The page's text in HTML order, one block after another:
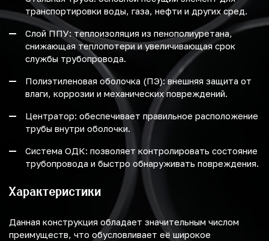
транспортировки воды, газа, нефти и других сред.
Слой ППУ: теплоизоляция из пенополиуретана,
снижающая теплопотери и увеличивающая срок
службы трубопровода.
Полиэтиленовая оболочка (ПЭ): внешняя защита от
влаги, коррозии и механических повреждений.
Центратор: обеспечивает правильное расположение
трубы внутри оболочки.
Система ОДК: позволяет контролировать состояние
трубопровода и быстро обнаруживать повреждения.
Характеристики
Данная конструкция обладает значительным числом
преимуществ, что обусловливает её широкое